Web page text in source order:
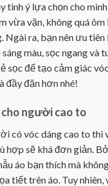
tinh ý lựa chọn cho
vừa vặn, không quá ôm
Ngài ra, bạn nên ưu
màu, sọc ngang và
sọc để tạo cảm giác
đầy đặn hơn nhé!
cho người cao to
có vóc dáng cao to thì
hợp sẽ khá đơn giản.
áo bạn thích mà
tiết trên áo. Tuy nhiên,